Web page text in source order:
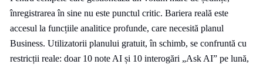
înregistrarea în sine nu este punctul critic. Bariera reală este
accesul la funcțiile analitice profunde, care necesită planul
Business. Utilizatorii planului gratuit, în schimb, se confruntă cu
restricții reale: doar 10 note AI și 10 interogări „Ask AI” pe lună,